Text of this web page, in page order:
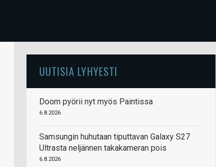
UUTISIA LYHYESTI
Doom pyörii nyt myös Paintissa
6.8.2026
Samsungin huhutaan tiputtavan Galaxy S27
Ultrasta neljännen takakameran pois
6.8.2026